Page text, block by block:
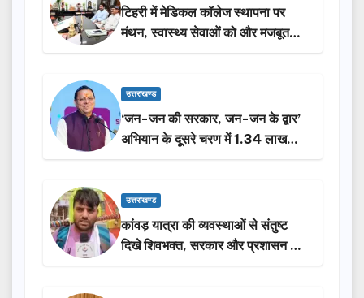
टिहरी में मेडिकल कॉलेज स्थापना पर
मंथन, स्वास्थ्य सेवाओं को और मजबूत
करेगी सरकार: मुख्यमंत्री धामी…
उत्तराखण्ड
‘जन-जन की सरकार, जन-जन के द्वार’
अभियान के दूसरे चरण में 1.34 लाख
लोगों की भागीदारी…
उत्तराखण्ड
कांवड़ यात्रा की व्यवस्थाओं से संतुष्ट
दिखे शिवभक्त, सरकार और प्रशासन की
सराहना…